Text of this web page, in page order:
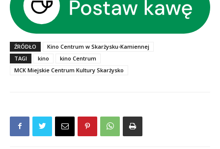
ŹRÓDŁO
Kino Centrum w Skarżysku-Kamiennej
TAGI
kino
kino Centrum
MCK Miejskie Centrum Kultury Skarżysko